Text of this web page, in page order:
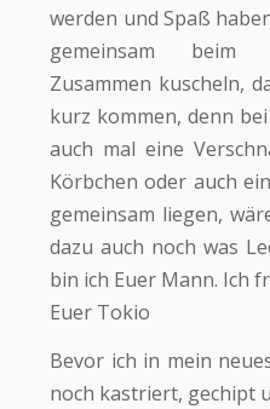
werden und Spaß
gemeinsam beim
Zusammen kuscheln,
kurz kommen, denn
auch mal eine
Körbchen oder auch
gemeinsam liegen,
dazu auch noch was
bin ich Euer Mann. Ich
Euer Tokio
Bevor ich in mein
noch kastriert, gechipt